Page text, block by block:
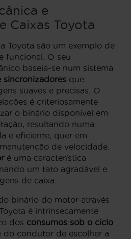
e
Caixas Toyota
Toyota são um exemplo de
funcional. O seu
baseia-se num sistema
sincronizadores que
suaves e precisas. O
é criteriosamente
o binário disponível em
resultando numa
e eficiente, quer em
de velocidade.
é uma característica
um tato agradável e
de caixa.
binário do motor através
é intrinsecamente
dos consumos sob o ciclo
do condutor de escolher a